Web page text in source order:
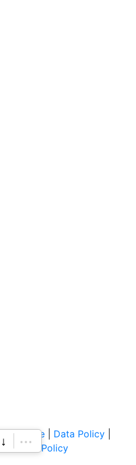
Service Data Policy
Policy